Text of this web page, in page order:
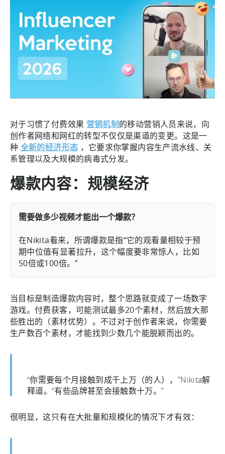
对于习惯了付费效果 营销机制的移动营销人员来说，向
创作者网络和网红的转型不仅仅是渠道的变更。这是一
种 全新的经济形态 ，它要求你掌握内容生产流水线、关
系管理以及大规模的病毒式分发。
爆款内容：规模经济
需要做多少视频才能出一个爆款？
在Nikita看来，所谓爆款是指“它的观看量相较于预
期中位值有显著拉升，这个幅度要非常惊人，比如
50倍或100倍。”
当目标是制造爆款内容时，整个思路就变成了一场数字
游戏。付费获客，可能测试最多20个素材，然后放大那
些胜出的（素材优势）。不过对于创作者来说，你需要
生产数百个素材，才能找到少数几个能脱颖而出的。
“你需要每个月接触到成千上万（的人），”Nikita解
释道。“有些品牌甚至会接触数十万。”
很明显，这只有在大批量和规模化的情况下才有效：